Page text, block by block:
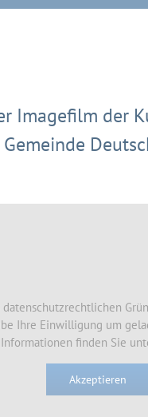
Imagefilm der
Gemeinde
datenschutzrechtlichen
Ihre Einwilligung um
finden Sie
Akzeptieren